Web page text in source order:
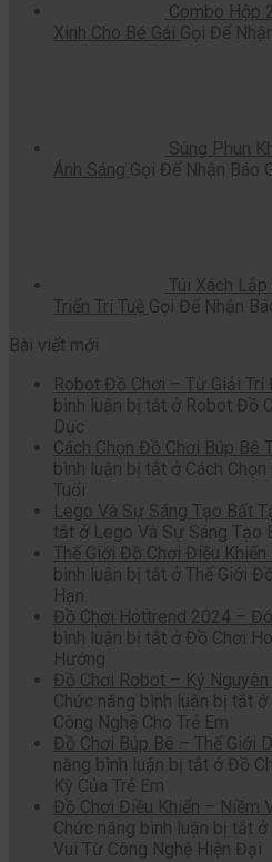
Combo Hộp
Xinh Cho Bé Gái Gọi Để
Súng Phun
Ánh Sáng Gọi Để Nhận Báo
Túi Xách
Triển Trí Tuệ Gọi Để Nhận
Bài viết mới
Robot Đồ Chơi – Từ Giải Trí
bình luận bị tắt ở Robot Đồ
Dục
Cách Chọn Đồ Chơi Búp Bê
bình luận bị tắt ở Cách
Tuổi
Lego Và Sự Sáng Tạo Bất
tắt ở Lego Và Sự Sáng Tạo
Thế Giới Đồ Chơi Điều Khiển
bình luận bị tắt ở Thế Giới
Hạn
Đồ Chơi Hottrend 2024 –
bình luận bị tắt ở Đồ Chơi
Hướng
Đồ Chơi Robot – Kỷ Nguyên
Chức năng bình luận bị tắt ở
Công Nghệ Cho Trẻ Em
Đồ Chơi Búp Bê – Thế Giới
năng bình luận bị tắt ở Đồ
Kỳ Của Trẻ Em
Đồ Chơi Điều Khiển – Niềm
Chức năng bình luận bị tắt ở
Vui Từ Công Nghệ Hiện Đại